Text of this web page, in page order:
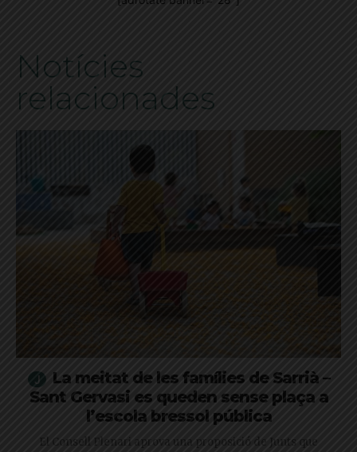
Notícies
relacionades
La meitat de les famílies de Sarrià –
Sant Gervasi es queden sense plaça a
l’escola bressol pública
El Consell Plenari aprova una proposició de Junts que